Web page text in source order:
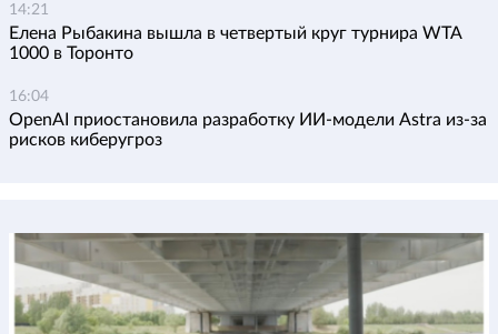
14:21
Елена Рыбакина вышла в четвертый круг турнира WTA
1000 в Торонто
16:04
OpenAI приостановила разработку ИИ-модели Astra из-за
рисков киберугроз